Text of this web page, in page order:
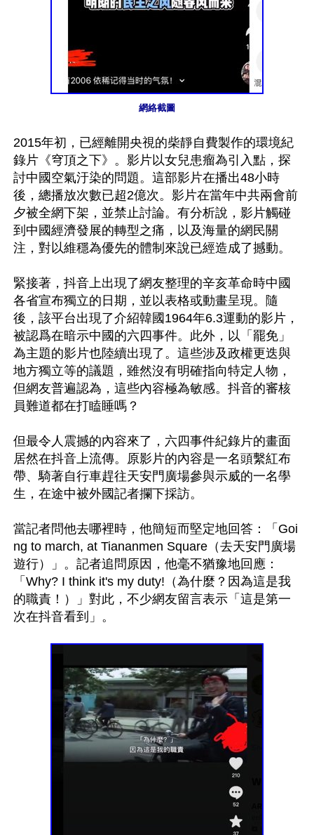
網絡截圖
2015年初，已經離開央視的柴靜自費製作的環境紀
錄片《穹頂之下》。影片以女兒患瘤為引入點，探
討中國空氣汙染的問題。這部影片在播出48小時
後，總播放次數已超2億次。影片在當年中共兩會前
夕被全網下架，並禁止討論。有分析說，影片觸碰
到中國經濟發展的轉型之痛，以及海量的網民關
注，對以維穩為優先的體制來說已經造成了撼動。
緊接著，抖音上出現了網友整理的辛亥革命時中國
各省宣布獨立的日期，並以表格或動畫呈現。隨
後，該平台出現了介紹韓國1964年6.3運動的影片，
被認爲在暗示中國的六四事件。此外，以「罷免」
為主題的影片也陸續出現了。這些涉及政權更迭與
地方獨立等的議題，雖然沒有明確指向特定人物，
但網友普遍認為，這些內容極為敏感。抖音的審核
員難道都在打瞌睡嗎？
但最令人震撼的內容來了，六四事件紀錄片的畫面
居然在抖音上流傳。原影片的內容是一名頭繫紅布
帶、騎著自行車趕往天安門廣場參與示威的一名學
生，在途中被外國記者攔下採訪。
當記者問他去哪裡時，他簡短而堅定地回答：「Goi
ng to march, at Tiananmen Square（去天安門廣場
遊行）」。記者追問原因，他毫不猶豫地回應：
「Why? I think it's my duty!（為什麼？因為這是我
的職責！）」對此，不少網友留言表示「這是第一
次在抖音看到」。